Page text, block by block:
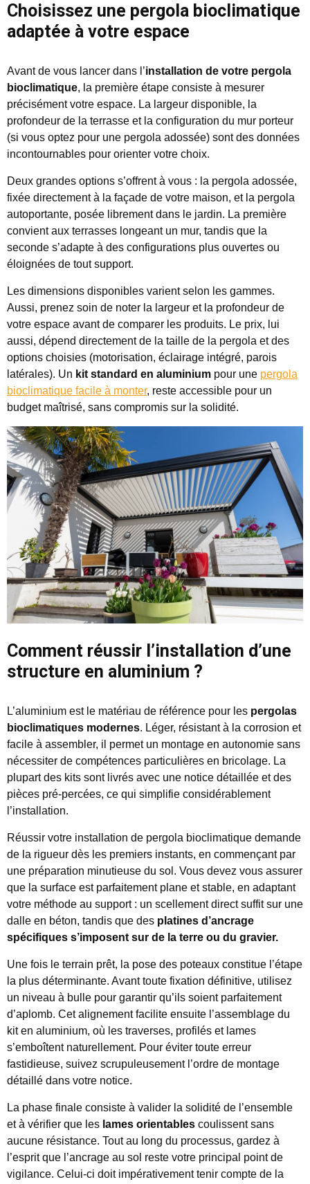
Choisissez une pergola bioclimatique
adaptée à votre espace
Avant de vous lancer dans l’installation de votre pergola
bioclimatique, la première étape consiste à mesurer
précisément votre espace. La largeur disponible, la
profondeur de la terrasse et la configuration du mur porteur
(si vous optez pour une pergola adossée) sont des données
incontournables pour orienter votre choix.
Deux grandes options s’offrent à vous : la pergola adossée,
fixée directement à la façade de votre maison, et la pergola
autoportante, posée librement dans le jardin. La première
convient aux terrasses longeant un mur, tandis que la
seconde s’adapte à des configurations plus ouvertes ou
éloignées de tout support.
Les dimensions disponibles varient selon les gammes.
Aussi, prenez soin de noter la largeur et la profondeur de
votre espace avant de comparer les produits. Le prix, lui
aussi, dépend directement de la taille de la pergola et des
options choisies (motorisation, éclairage intégré, parois
latérales). Un kit standard en aluminium pour une pergola
bioclimatique facile à monter, reste accessible pour un
budget maîtrisé, sans compromis sur la solidité.
Comment réussir l’installation d’une
structure en aluminium ?
L’aluminium est le matériau de référence pour les pergolas
bioclimatiques modernes. Léger, résistant à la corrosion et
facile à assembler, il permet un montage en autonomie sans
nécessiter de compétences particulières en bricolage. La
plupart des kits sont livrés avec une notice détaillée et des
pièces pré-percées, ce qui simplifie considérablement
l’installation.
Réussir votre installation de pergola bioclimatique demande
de la rigueur dès les premiers instants, en commençant par
une préparation minutieuse du sol. Vous devez vous assurer
que la surface est parfaitement plane et stable, en adaptant
votre méthode au support : un scellement direct suffit sur une
dalle en béton, tandis que des platines d’ancrage
spécifiques s’imposent sur de la terre ou du gravier.
Une fois le terrain prêt, la pose des poteaux constitue l’étape
la plus déterminante. Avant toute fixation définitive, utilisez
un niveau à bulle pour garantir qu’ils soient parfaitement
d’aplomb. Cet alignement facilite ensuite l’assemblage du
kit en aluminium, où les traverses, profilés et lames
s’emboîtent naturellement. Pour éviter toute erreur
fastidieuse, suivez scrupuleusement l’ordre de montage
détaillé dans votre notice.
La phase finale consiste à valider la solidité de l’ensemble
et à vérifier que les lames orientables coulissent sans
aucune résistance. Tout au long du processus, gardez à
l’esprit que l’ancrage au sol reste votre principal point de
vigilance. Celui-ci doit impérativement tenir compte de la